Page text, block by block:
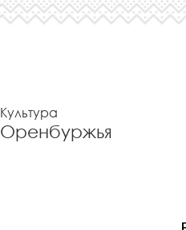
Культура
Оренбуржья